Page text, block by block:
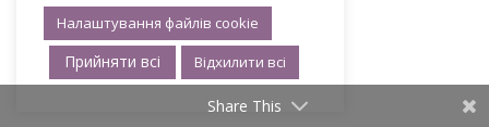
Налаштування файлів cookie
Прийняти всі Відхилити всі
Share This